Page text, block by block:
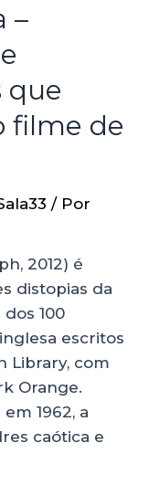
–
que
filme de
/ Por
2012) é
distopias da
100
escritos
Library, com
Orange.
1962, a
caótica e